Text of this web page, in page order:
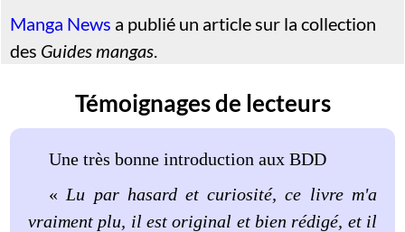
Manga News a publié un article sur la collection
des Guides mangas
Témoignages de lecteurs
Une très bonne introduction aux BDD
« Lu par hasard et curiosité, ce livre m'a
vraiment plu, il est original et bien rédigé, et il